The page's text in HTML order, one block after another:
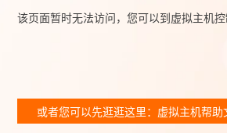
该页面暂时无法访问，您可以到虚拟主机
或者您可以先逛逛这里：虚拟主机帮助